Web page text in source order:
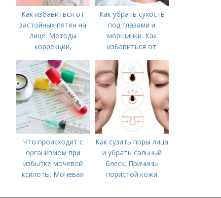
Как избавиться от
застойных пятен на
лице. Методы
коррекции,
акне и удаления
рубцов и шрамов
постакне
Как убрать сухость
под глазами и
морщинки. Как
избавиться от
косметологические
процедуры
Что происходит с
организмом при
избытке мочевой
ксилоты. Мочевая
норма и отклонения
Как сузить поры лица
и убрать сальный
блеск. Причины
пористой кожи